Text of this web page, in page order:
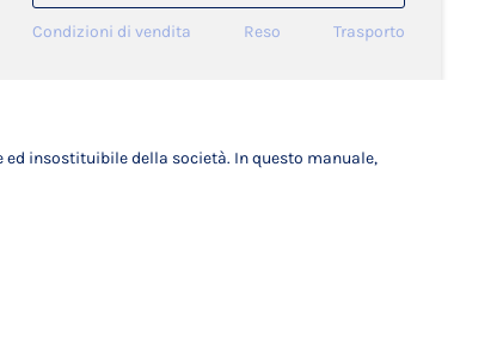
Condizioni di vendita Reso Trasporto
insostituibile della società. In questo manuale,